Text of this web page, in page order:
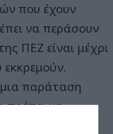
που έχουν
να περάσουν
ΠΕΖ είναι μέχρι
εκκρεμούν.
μια παράταση
πρέπει να
με το